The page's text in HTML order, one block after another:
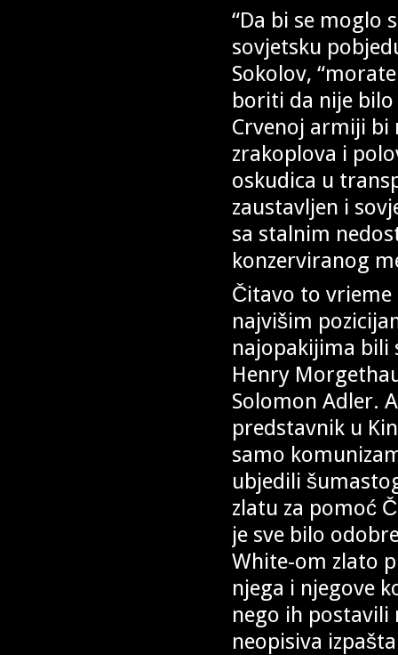
“Da bi se moglo
sovjetsku
Sokolov,
boriti da nije bilo
Crvenoj armiji bi
zrakoplova i
oskudica u
zaustavljen i
sa stalnim
konzerviranog
Čitavo to
najvišim
najopakijima bili
Henry
Solomon Adler.
predstavnik u
samo
ubjedili
zlatu za pomoć
je sve bilo
White-om zlato
njega i njegove
nego ih postavili
neopisiva